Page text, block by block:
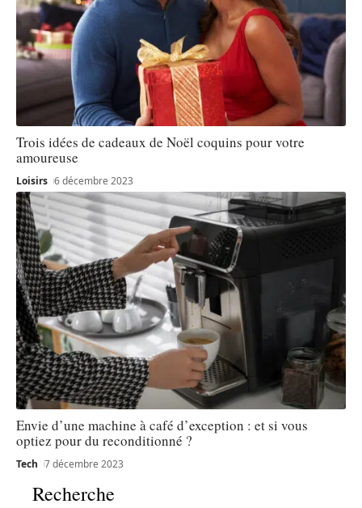
Trois idées de cadeaux de Noël coquins pour votre
amoureuse
Loisirs 6 décembre 2023
Envie d’une machine à café d’exception : et si vous
optiez pour du reconditionné ?
Tech 7 décembre 2023
Recherche